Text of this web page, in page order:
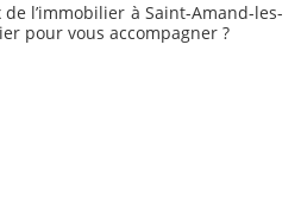
l’immobilier à Saint-Amand-les-
pour vous accompagner ?